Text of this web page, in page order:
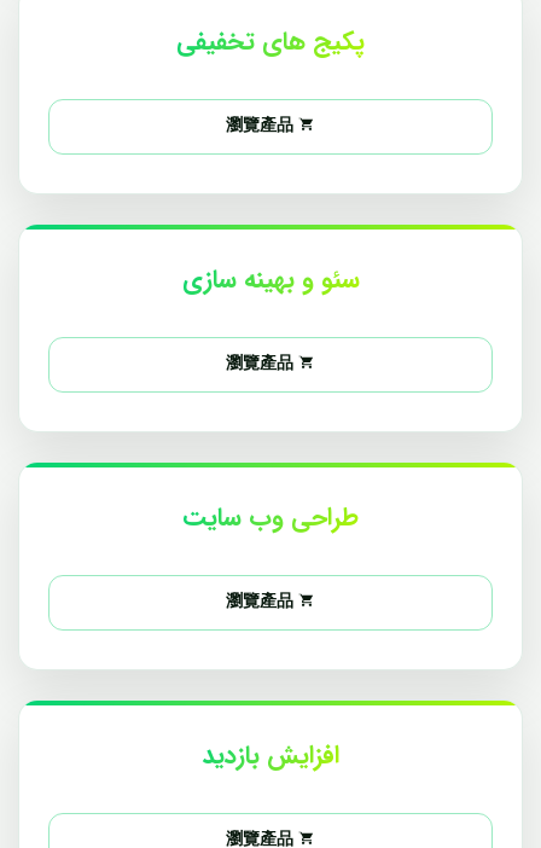
پکیج های تخفیفی
瀏覽產品
سئو و بهینه سازی
瀏覽產品
طراحی وب سایت
瀏覽產品
افزایش بازدید
瀏覽產品